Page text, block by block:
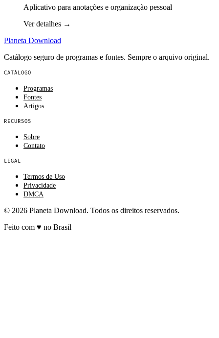
Aplicativo para anotações e organização pessoal
Ver detalhes →
Planeta Download
Catálogo seguro de programas e fontes. Sempre o arquivo original.
CATÁLOGO
Programas
Fontes
Artigos
RECURSOS
Sobre
Contato
LEGAL
Termos de Uso
Privacidade
DMCA
© 2026 Planeta Download. Todos os direitos reservados.
Feito com ♥ no Brasil